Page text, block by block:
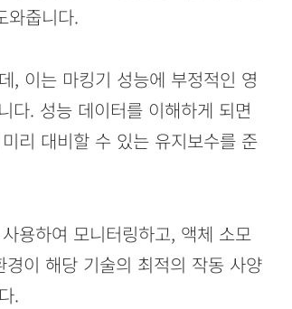
와줍니다.
, 이는 마킹기 성능에 부정적인 영
다. 성능 데이터를 이해하게 되면
리 대비할 수 있는 유지보수를 준
용하여 모니터링하고, 액체 소모
이 해당 기술의 최적의 작동 사양
.